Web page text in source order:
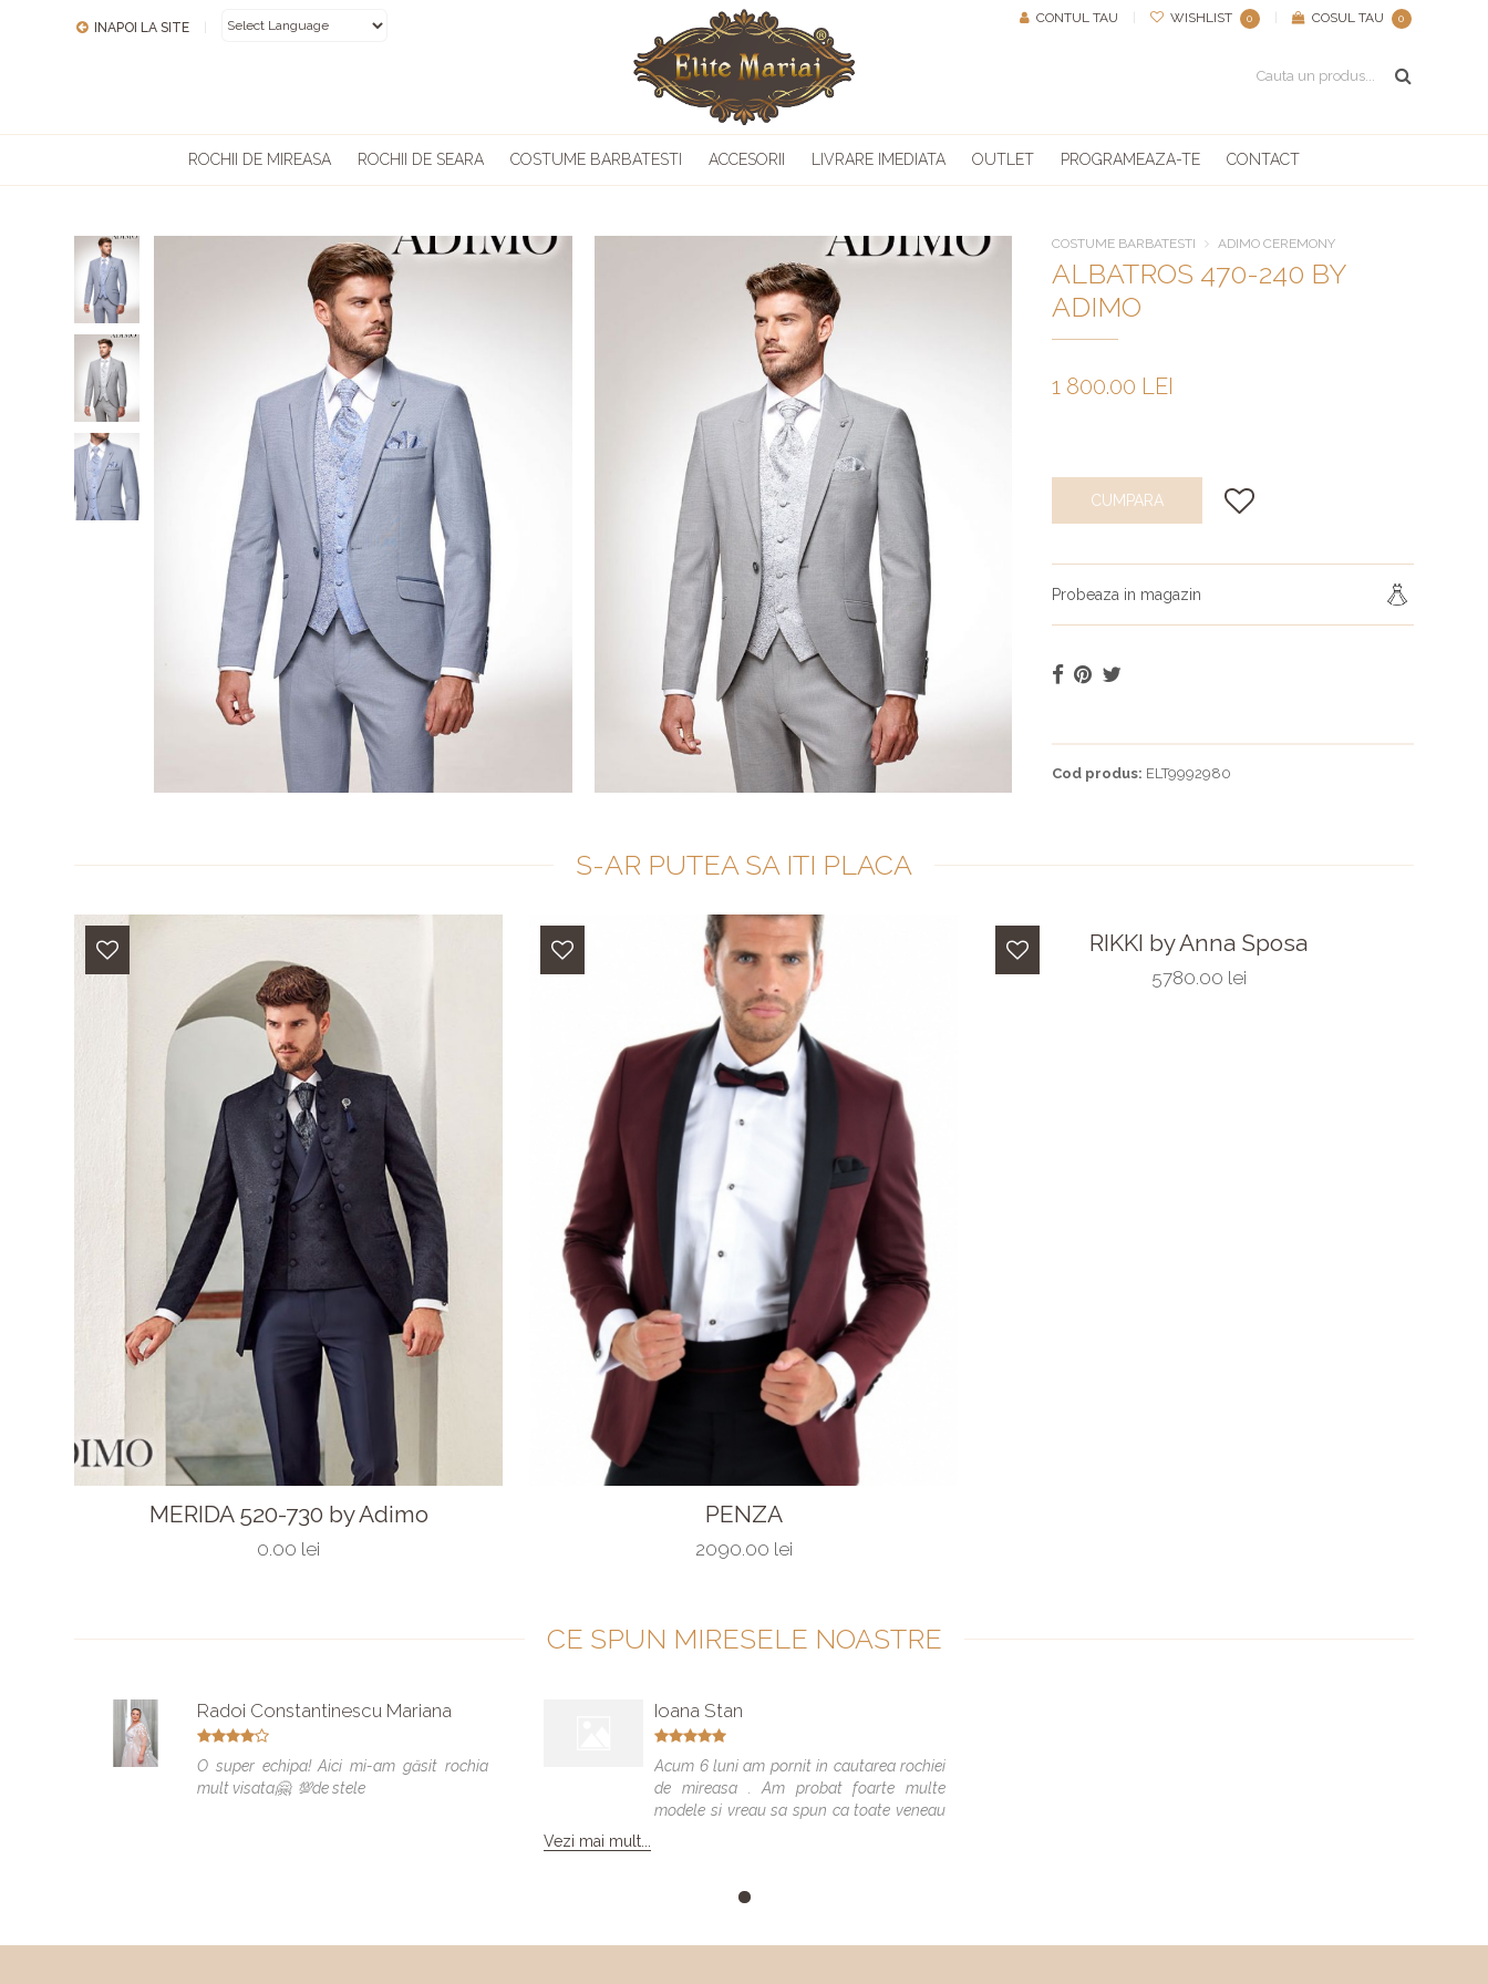
INAPOI LA SITE
CONTUL TAU WISHLIST 0 COSUL TAU 0
ROCHII DE MIREASA ROCHII DE SEARA COSTUME BARBATESTI ACCESORII LIVRARE IMEDIATA OUTLET PROGRAMEAZA-TE CONTACT
COSTUME BARBATESTI ADIMO CEREMONY
ALBATROS 470-240 BY
ADIMO
1 800.00 LEI
CUMPARA
Probeaza in magazin
Cod produs: ELT9992980
S-AR PUTEA SA ITI PLACA
MERIDA 520-730 by Adimo
0.00 lei
PENZA
2090.00 lei
RIKKI by Anna Sposa
5780.00 lei
CE SPUN MIRESELE NOASTRE
Radoi Constantinescu Mariana
O super echipa! Aici mi-am găsit rochia
mult visata🤗. 💯de stele
Ioana Stan
Acum 6 luni am pornit in cautarea rochiei
de mireasa . Am probat foarte multe
modele si vreau sa spun ca toate veneau
the dress" si a rezistat foarte bine 😍. Va
minuni .❤️❤️
Vezi mai mult...